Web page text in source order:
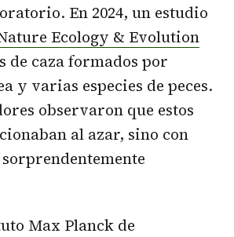
En 2024, un estudio
Ecology & Evolution
de caza formados por
y varias especies de peces.
observaron que estos
al azar, sino con
Max Planck de